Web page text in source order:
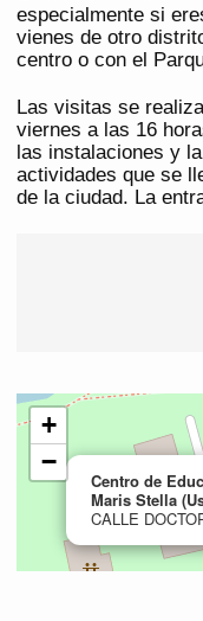
especialmente si
vienes de otro
centro o con el
Las visitas se
viernes a las 16
las instalaciones y
actividades que se
de la ciudad. La